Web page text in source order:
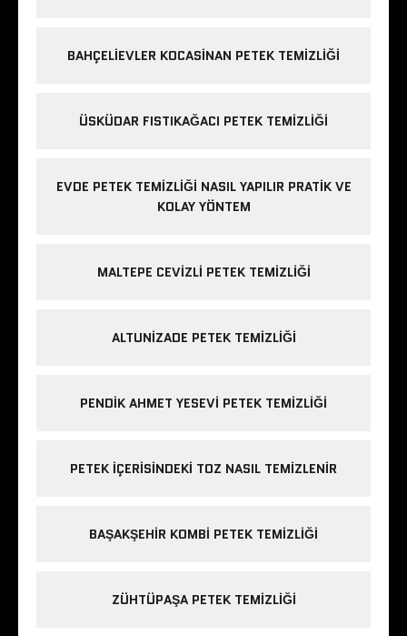
BAHÇELIEVLER KOCASINAN PETEK TEMIZLIĞI
ÜSKÜDAR FISTIKAĞACI PETEK TEMIZLIĞI
EVDE PETEK TEMIZLIĞI NASIL YAPILIR PRATIK VE
KOLAY YÖNTEM
MALTEPE CEVIZLI PETEK TEMIZLIĞI
ALTUNIZADE PETEK TEMIZLIĞI
PENDIK AHMET YESEVI PETEK TEMIZLIĞI
PETEK IÇERISINDEKI TOZ NASIL TEMIZLENIR
BAŞAKŞEHIR KOMBI PETEK TEMIZLIĞI
ZÜHTÜPAŞA PETEK TEMIZLIĞI